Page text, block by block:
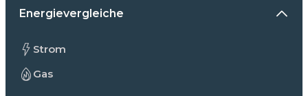
Energievergleiche
Strom
Gas